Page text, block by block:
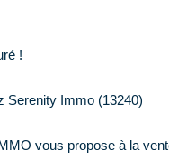
!
Serenity Immo (13240)
vous propose à la